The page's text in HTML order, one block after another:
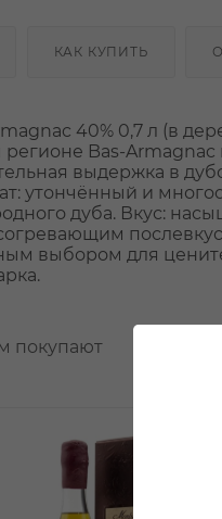
КАК КУПИТЬ
40% 0,7 л (в
Bas-
выдержка в
утончённый и
дуба. Вкус:
выбором для
покупают